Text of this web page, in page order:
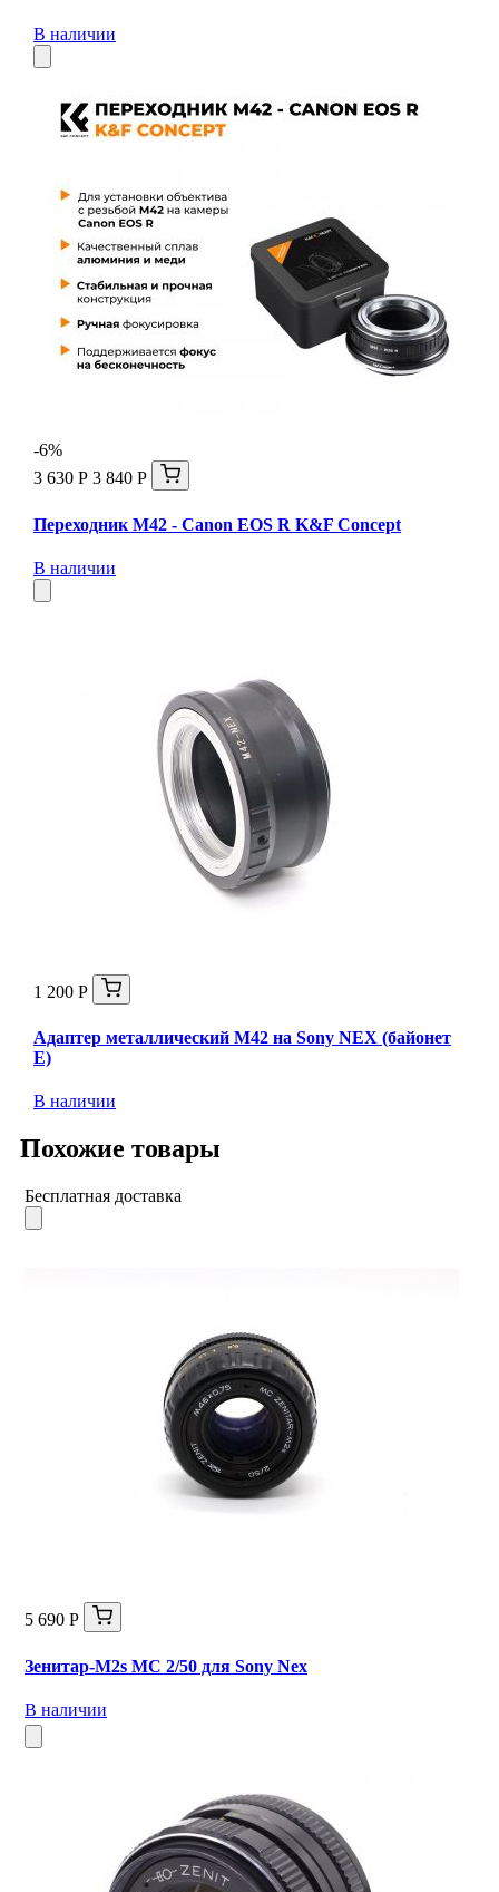
В наличии
-6%
3 630 Р 3 840 Р
Переходник M42 - Canon EOS R K&F Concept
В наличии
1 200 Р
Адаптер металлический M42 на Sony NEX (байонет
E)
В наличии
Похожие товары
Бесплатная доставка
5 690 Р
Зенитар-М2s МС 2/50 для Sony Nex
В наличии